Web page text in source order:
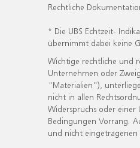
Rechtliche
* Die UBS Echtzeit-
übernimmt dabei keine
Wichtige rechtliche und
Unternehmen oder
"Materialien"),
nicht in allen
Widerspruchs oder einer
Bedingungen Vorrang.
und nicht